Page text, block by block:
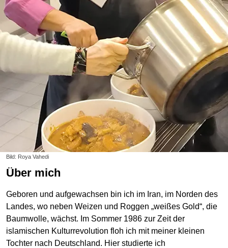
Bild: Roya Vahedi
Über mich
Geboren und aufgewachsen bin ich im Iran, im Norden des
Landes, wo neben Weizen und Roggen „weißes Gold“, die
Baumwolle, wächst. Im Sommer 1986 zur Zeit der
islamischen Kulturrevolution floh ich mit meiner kleinen
Tochter nach Deutschland. Hier studierte ich